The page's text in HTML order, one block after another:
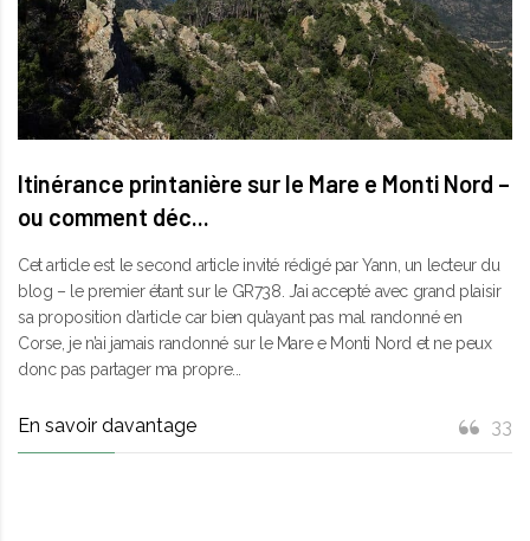
Itinérance printanière sur le Mare e Monti Nord –
ou comment déc...
Cet article est le second article invité rédigé par Yann, un lecteur du
blog – le premier étant sur le GR738. J’ai accepté avec grand plaisir
sa proposition d’article car bien qu’ayant pas mal randonné en
Corse, je n’ai jamais randonné sur le Mare e Monti Nord et ne peux
donc pas partager ma propre...
En savoir davantage 33